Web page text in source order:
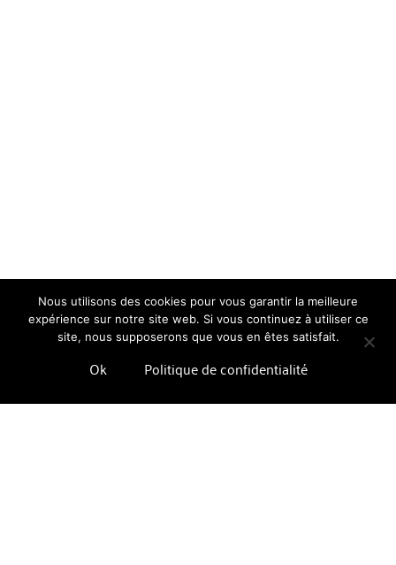
Nous utilisons des cookies pour vous garantir la meilleure
expérience sur notre site web. Si vous continuez à utiliser ce
site, nous supposerons que vous en êtes satisfait.
Ok Politique de confidentialité